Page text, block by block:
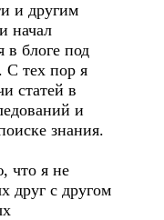
и другим
начал
в блоге под
С тех пор я
статей в
и
знания.
что я не
друг с другом